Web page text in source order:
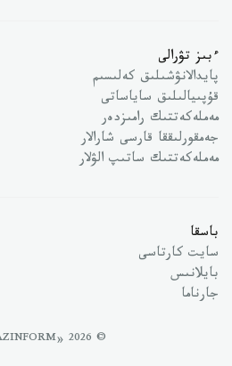
ءبىز تۋرالى
پايدالانۋشىلىق كەلىسىم
قۇپىيالىلىق ساياساتى
مەملەكەتتىك رامىزدەر
جەمقورلىققا قارسى شارالار
مەملەكەتتىك ساتىپ الۋلار
باسقا
سايت كارتاسى
بايلانىس
جارناما
© 2026 «KAZINFORM» حاق